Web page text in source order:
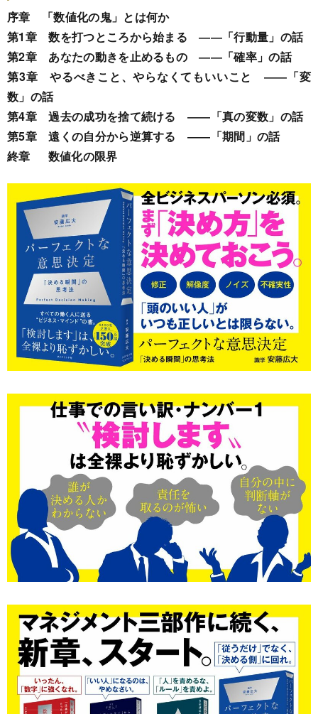
序章 「数値化の鬼」とは何か
第1章 数を打つところから始まる ――「行動量」の話
第2章 あなたの動きを止めるもの ――「確率」の話
第3章 やるべきこと、やらなくてもいいこと ――「変
数」の話
第4章 過去の成功を捨て続ける ――「真の変数」の話
第5章 遠くの自分から逆算する ――「期間」の話
終章 数値化の限界